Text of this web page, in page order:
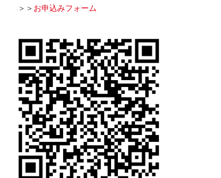
＞＞ お申込みフォーム